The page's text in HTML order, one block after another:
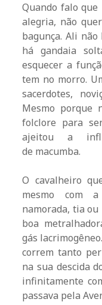
Quando falo que
alegria, não
bagunça. Ali
há gandaia
esquecer a
tem no morro.
sacerdotes,
Mesmo porque
folclore para
ajeitou a
de macumba.
O cavalheiro
mesmo com
namorada, tia
boa
gás
correm tanto
na sua descida
infinitamente
passava pela